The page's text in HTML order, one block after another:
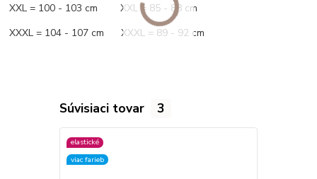
XXL = 100 - 103 cm XXL = 85 - 88 cm
XXXL = 104 - 107 cm XXXL = 89 - 92 cm
Súvisiaci tovar 3
elastické
viac farieb